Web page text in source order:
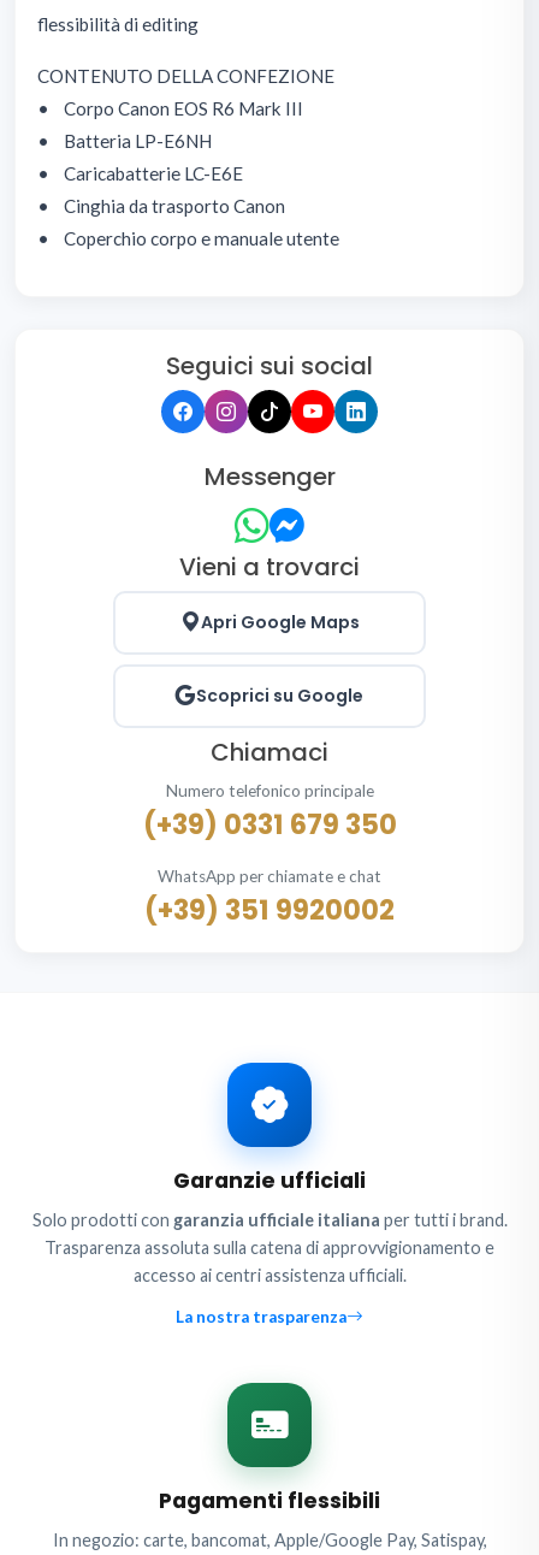
flessibilità di editing
CONTENUTO DELLA CONFEZIONE
• Corpo Canon EOS R6 Mark III
• Batteria LP-E6NH
• Caricabatterie LC-E6E
• Cinghia da trasporto Canon
• Coperchio corpo e manuale utente
Seguici sui social
Messenger
Vieni a trovarci
Apri Google Maps
Scoprici su Google
Chiamaci
Numero telefonico principale
(+39) 0331 679 350
WhatsApp per chiamate e chat
(+39) 351 9920002
Garanzie ufficiali
Solo prodotti con garanzia ufficiale italiana per tutti i brand.
Trasparenza assoluta sulla catena di approvvigionamento e
accesso ai centri assistenza ufficiali.
La nostra trasparenza
Pagamenti flessibili
In negozio: carte, bancomat, Apple/Google Pay, Satispay,